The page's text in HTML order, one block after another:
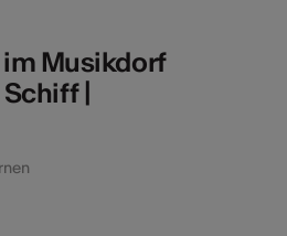
Musikdorf
|